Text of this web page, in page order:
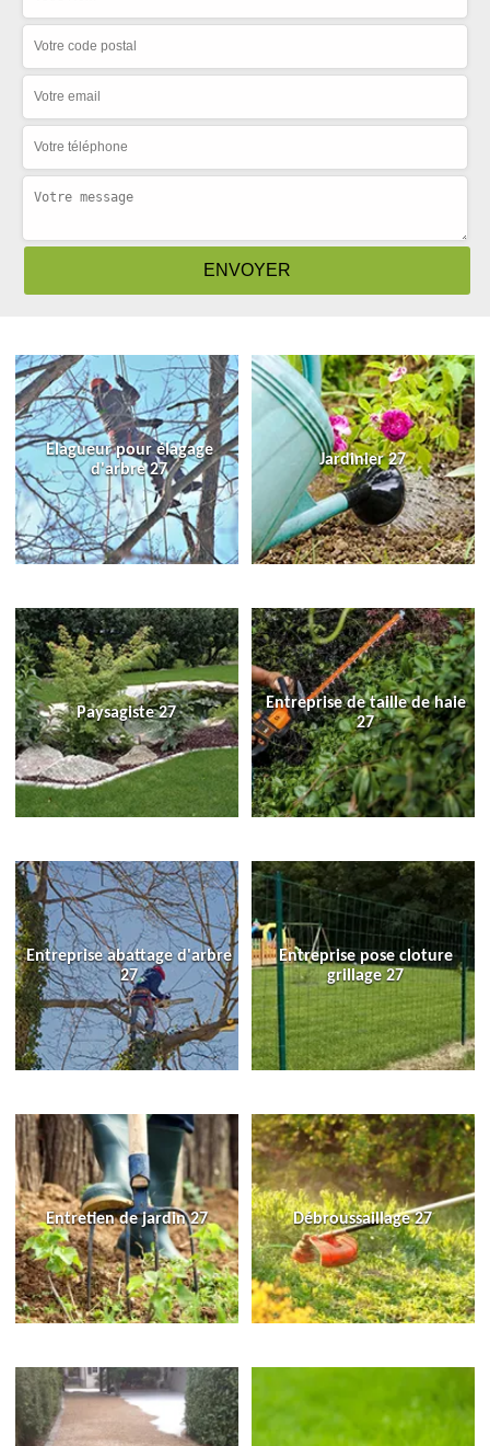
Elagueur pour élagage
d'arbre 27
Jardinier 27
Paysagiste 27
Entreprise de taille de haie
27
Entreprise abattage d'arbre
27
Entreprise pose cloture
grillage 27
Entretien de jardin 27 Débroussaillage 27